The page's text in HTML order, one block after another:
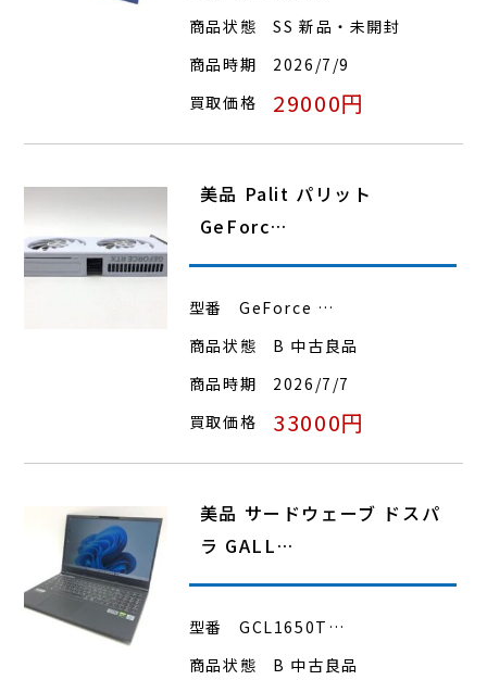
商品状態
SS 新品・未開封
商品時期
2026/7/9
買取価格
29000円
美品 Palit パリット
GeForc…
型番
GeForce …
商品状態
B 中古良品
商品時期
2026/7/7
買取価格
33000円
美品 サードウェーブ ドスパ
ラ GALL…
型番
GCL1650T…
商品状態
B 中古良品